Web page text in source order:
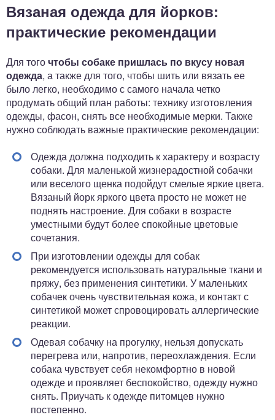
Вязаная одежда для йорков:
практические рекомендации
Для тогочтобы собаке пришлась по вкусу новая
одежда, а также для того, чтобы шить или вязать ее
было легко, необходимо с самого начала четко
продумать общий план работы: технику изготовления
одежды, фасон, снять все необходимые мерки. Также
нужно соблюдать важные практические рекомендации:
Одежда должна подходить к характеру и возрасту
собаки. Для маленькой жизнерадостной собачки
или веселого щенка подойдут смелые яркие цвета.
Вязаный йорк яркого цвета просто не может не
поднять настроение. Для собаки в возрасте
уместными будут более спокойные цветовые
сочетания.
При изготовлении одежды для собак
рекомендуется использовать натуральные ткани и
пряжу, без применения синтетики. У маленьких
собачек очень чувствительная кожа, и контакт с
синтетикой может спровоцировать аллергические
реакции.
Одевая собачку на прогулку, нельзя допускать
перегрева или, напротив, переохлаждения. Если
собака чувствует себя некомфортно в новой
одежде и проявляет беспокойство, одежду нужно
снять. Приучать к одежде питомцев нужно
постепенно.